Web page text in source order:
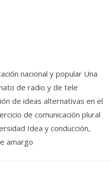
nacional y popular Una
de radio y de tele
de ideas alternativas en el
de comunicación plural
Idea y conducción,
amargo